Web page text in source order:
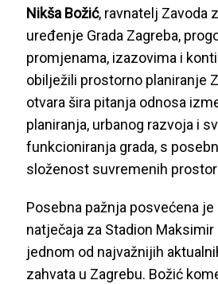
Nikša Božić, ravnatelj Zavoda
uređenje Grada Zagreba,
promjenama, izazovima i
obilježili prostorno planiranje
otvara šira pitanja odnosa
planiranja, urbanog razvoja i
funkcioniranja grada, s
složenost suvremenih
Posebna pažnja posvećena
natječaja za Stadion Maksimir
jednom od najvažnijih
zahvata u Zagrebu. Božić